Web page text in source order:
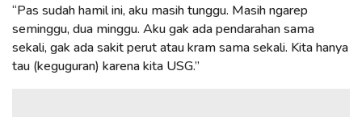
“Pas sudah hamil ini, aku masih tunggu. Masih ngarep
seminggu, dua minggu. Aku gak ada pendarahan sama
sekali, gak ada sakit perut atau kram sama sekali. Kita hanya
tau (keguguran) karena kita USG.”